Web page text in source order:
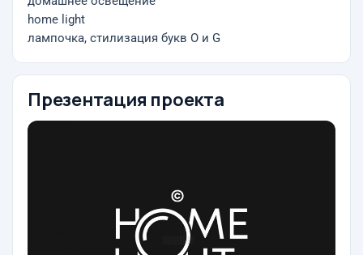
home light
лампочка, стилизация букв О и G
Презентация проекта